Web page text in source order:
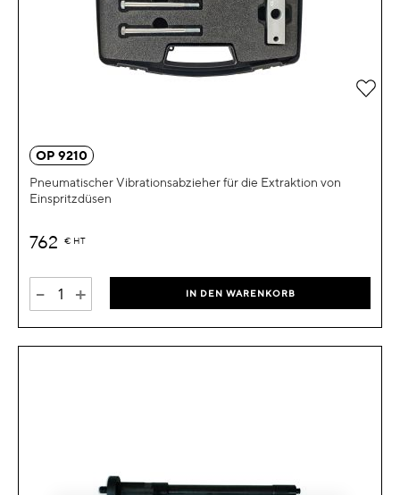
OP 9210
Pneumatischer Vibrationsabzieher für die Extraktion von
Einspritzdüsen
762 € HT
- + IN DEN WARENKORB
Zur